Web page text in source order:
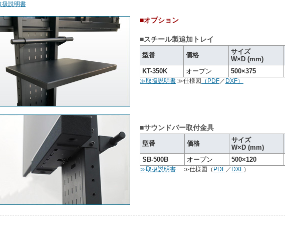
説明書
■オプション
■スチール製追加トレイ
型番 価格
サイズ
W×D (mm)
KT-350K オープン 500×375
≫取扱説明書 ≫仕様図 （PDF／ DXF）
■サウンドバー取付金具
型番 価格
サイズ
W×D (mm)
SB-500B オープン 500×120
≫取扱説明書 ≫仕様図（ PDF／ DXF）